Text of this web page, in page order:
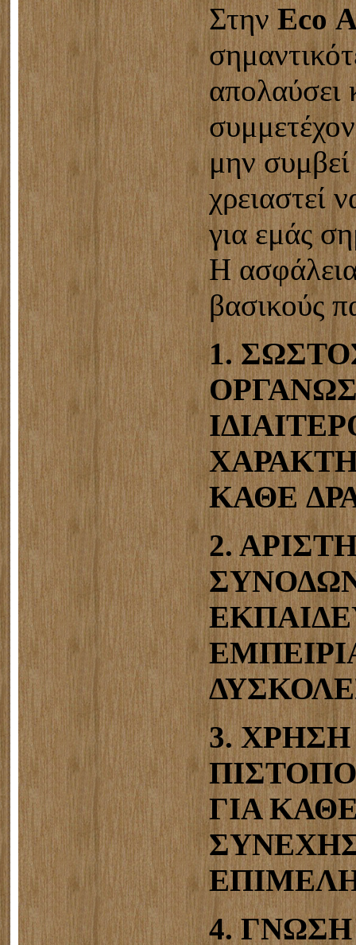
ΣτηνΕco
απολαύσει
μην
χρειαστεί
για εμάς
Η ασφάλεια
βασικούς
1.
ΚΑΘΕ
2.
3.
ΓΙΑ
4.